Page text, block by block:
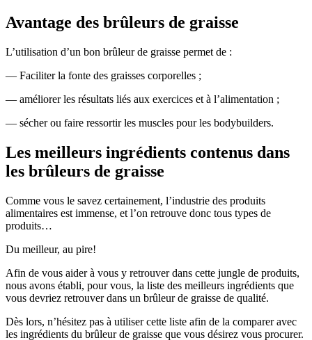
Avantage des brûleurs de graisse
L’utilisation d’un bon brûleur de graisse permet de :
— Faciliter la fonte des graisses corporelles ;
— améliorer les résultats liés aux exercices et à l’alimentation ;
— sécher ou faire ressortir les muscles pour les bodybuilders.
Les meilleurs ingrédients contenus dans
les brûleurs de graisse
Comme vous le savez certainement, l’industrie des produits
alimentaires est immense, et l’on retrouve donc tous types de
produits…
Du meilleur, au pire!
Afin de vous aider à vous y retrouver dans cette jungle de produits,
nous avons établi, pour vous, la liste des meilleurs ingrédients que
vous devriez retrouver dans un brûleur de graisse de qualité.
Dès lors, n’hésitez pas à utiliser cette liste afin de la comparer avec
les ingrédients du brûleur de graisse que vous désirez vous procurer.